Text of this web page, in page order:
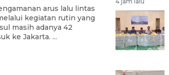
arus lalu lintas
kegiatan rutin yang
masih adanya 42
ke Jakarta. ...